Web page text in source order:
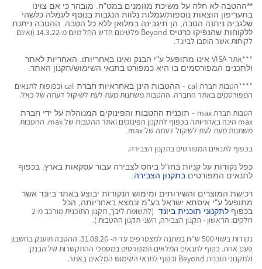
**ההטבה לא חלה על משיכת מזומנים במט"ח. מובהר כי אם צוינו
בתעריפון הוצאות נוספות/עמלות נלוות הנגבות בנוסף לעמלה כלשהי
שלגביה ניתנה הטבה, הן תיגבינה במלואן ללא כל הטבה. ההטבה ניתנת
ללקוחות שהנפיקו כרטיס Beyond
פלטינום חדש החל מיום מ-14.3.22 (ואינם
לקוחות אשר הוסבו לביונד.
***אתר VISA
אינו מתופעל ע"י הבנק ואינו באחריותו. האחריות לאתר
ולתכנים המפורסמים בו היא כמפורט בתנאי השימוש/תקנון האתר.
****הטבות חברת cal - ההטבות הינן באחראיות חברת calוכפופות לתנאים
המפורסמים באתר החברה. ההטבות משתנות מעת לעת לשיקול דעתה של כאל.
הטבות חברת max
- תוכנית ההטבות והפינוקים המנוהלת על ידי חברת
max הינה באחריותה בכפוף לתקנון הפינוקים ואתר ההטבות שלmax. ההטבות
משתנות מעת לעת לשיקול דעתה שלmax
בכפוף לתנאים המפורטים בתקנון הצבירה.
כפל נקודות על קניות בחו"ל ביחס לצבירה עבור עסקאות בארץ. בכפוף
לתנאים המפורטים בתקנון הצבירה
רכישת המוצרים והשירותים ומימוש הנקודות יבוצע באתר ביונד אשר
מתופעל ע"י איסתא ישראל בע"מ ונמצא באחריותה, הכל
בכפוף לתקנוני תוכנית ביונד
(לתשומת ליבך, תקנון התוכנית מורכב מ-2
חלקים: הראשון - תקנון הצבירה, השני תקנון ההטבות ).
נקודות בשווי 500 ש"ח במתנה למצטרפים עד ה- 31.08.26. ההטבה תוענק בחשבון
פעם אחת. כפוף לתנאים המלאים המפורטים במסמכי ההתקשרות של הבנק
ולתקנוני תוכנית Beyond וכפוף לתנאי השימוש המלאים באתר.